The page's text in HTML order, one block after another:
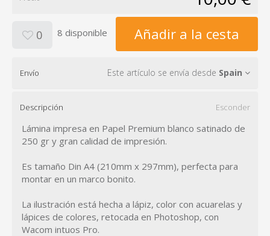
0 8 disponible Añadir a la cesta
Envío Este artículo se envía desde Spain
Descripción Esconder
Lámina impresa en Papel Premium blanco satinado de
250 gr y gran calidad de impresión.
Es tamaño Din A4 (210mm x 297mm), perfecta para
montar en un marco bonito.
La ilustración está hecha a lápiz, color con acuarelas y
lápices de colores, retocada en Photoshop, con
Wacom intuos Pro.